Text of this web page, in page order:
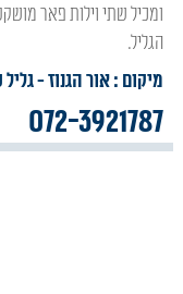
ומכיל שתי וילות פאר
הגליל.
מיקום : אור הגנוז- גליל
072-3921787